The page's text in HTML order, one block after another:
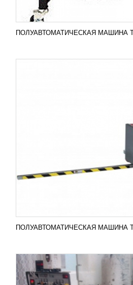
ПОЛУАВТОМАТИЧЕСКАЯ МАШИНА
ПОЛУАВТОМАТИЧЕСКАЯ МАШИНА
ПРОИЗВОДСТВО